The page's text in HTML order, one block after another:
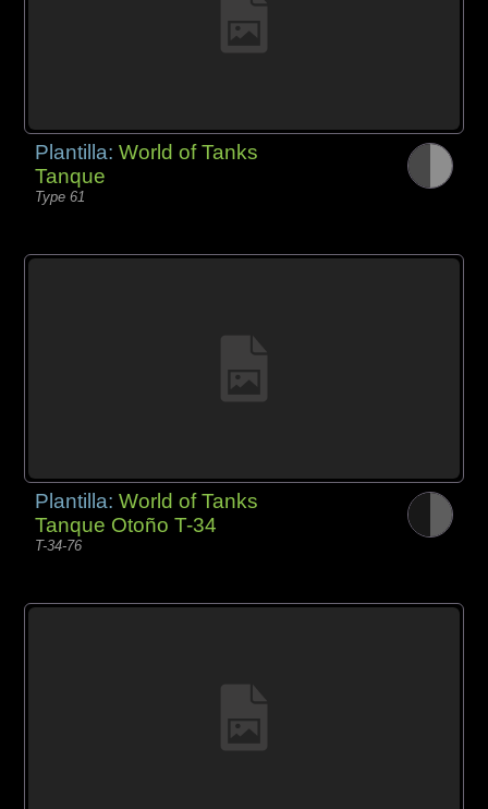
Plantilla:World of Tanks
Tanque
Type 61
Plantilla:World of Tanks
Tanque Otoño T-34
T-34-76